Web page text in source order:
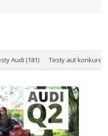
Audi (181) Testy aut